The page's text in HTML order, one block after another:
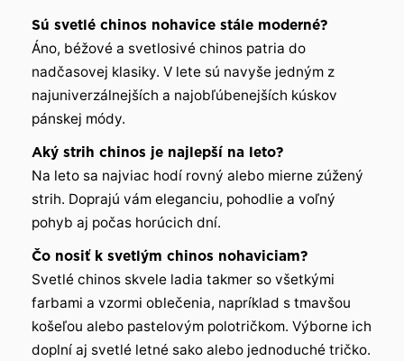
Sú svetlé chinos nohavice stále moderné?
Áno, béžové a svetlosivé chinos patria do
nadčasovej klasiky. V lete sú navyše jedným z
najuniverzálnejších a najobľúbenejších kúskov
pánskej módy.
Aký strih chinos je najlepší na leto?
Na leto sa najviac hodí rovný alebo mierne zúžený
strih. Doprajú vám eleganciu, pohodlie a voľný
pohyb aj počas horúcich dní.
Čo nosiť k svetlým chinos nohaviciam?
Svetlé chinos skvele ladia takmer so všetkými
farbami a vzormi oblečenia, napríklad s tmavšou
košeľou alebo pastelovým polotričkom. Výborne ich
doplní aj svetlé letné sako alebo jednoduché tričko.